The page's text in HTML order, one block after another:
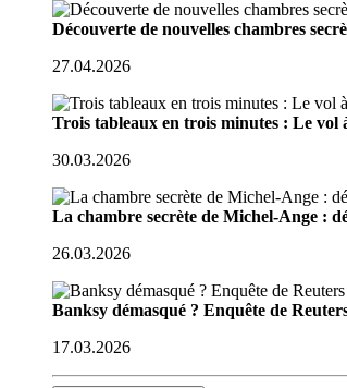
Découverte de nouvelles chambres
27.04.2026
Trois tableaux en trois minutes : Le vol
30.03.2026
La chambre secrète de Michel-Ange :
26.03.2026
Banksy démasqué ? Enquête de
17.03.2026